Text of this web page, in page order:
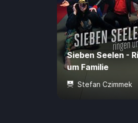
Sieben Seelen -
um Familie
Stefan Czimmek